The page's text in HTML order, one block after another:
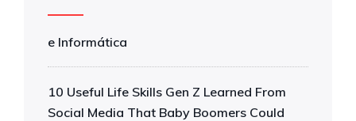
e Informática
10 Useful Life Skills Gen Z Learned From
Social Media That Baby Boomers Could